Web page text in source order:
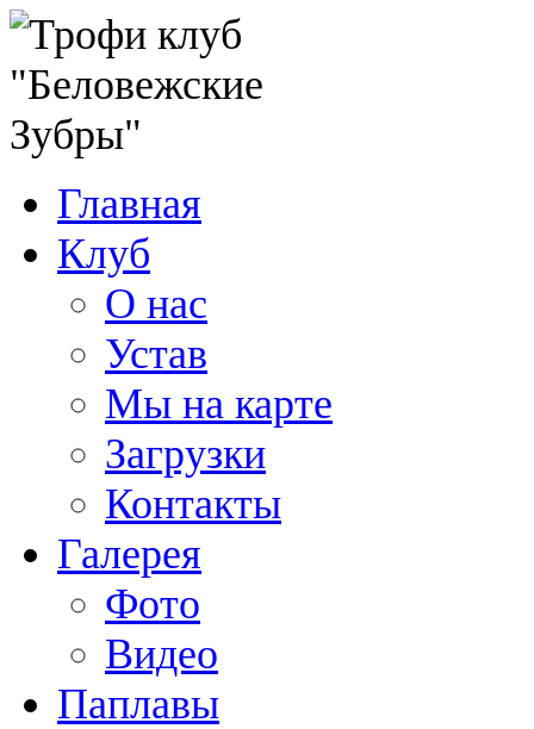
Главная
Клуб
О нас
Устав
Мы на карте
Загрузки
Контакты
Галерея
Фото
Видео
Паплавы